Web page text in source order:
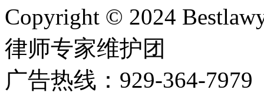
Copyright © 2024
律师专家维护团
广告热线：929-364-